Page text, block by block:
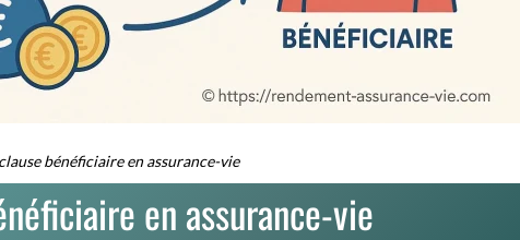
bénéficiaire en assurance-vie
en assurance-vie